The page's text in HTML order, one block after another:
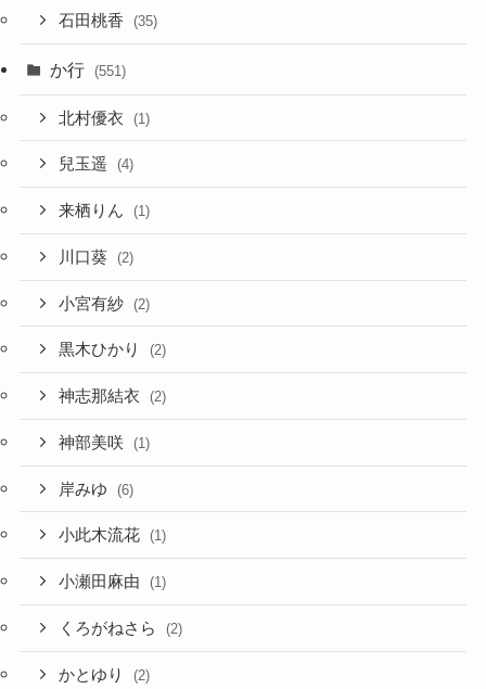
石田桃香 (35)
か行 (551)
北村優衣 (1)
兒玉遥 (4)
来栖りん (1)
川口葵 (2)
小宮有紗 (2)
黒木ひかり (2)
神志那結衣 (2)
神部美咲 (1)
岸みゆ (6)
小此木流花 (1)
小瀬田麻由 (1)
くろがねさら (2)
かとゆり (2)